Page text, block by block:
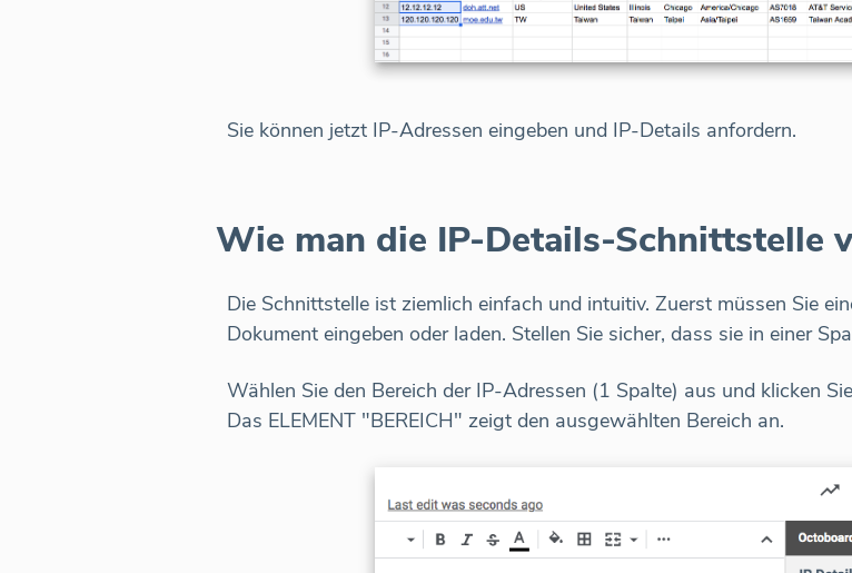
Sie können jetzt IP-Adressen eingeben und IP-Details anfordern.
Wie man die IP-Details-Schnittstelle
Die Schnittstelle ist ziemlich einfach und intuitiv. Zuerst müssen Sie
Dokument eingeben oder laden. Stellen Sie sicher, dass sie in einer
Wählen Sie den Bereich der IP-Adressen (1 Spalte) aus und klicken
Das ELEMENT "BEREICH" zeigt den ausgewählten Bereich an.